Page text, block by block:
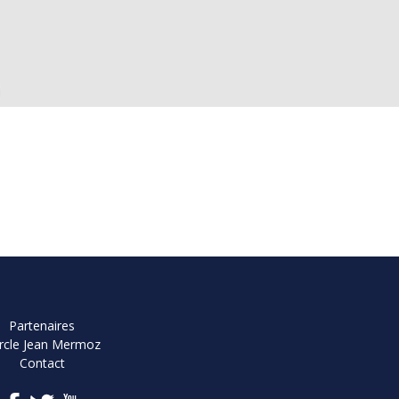
Partenaires
Jean Mermoz
Contact